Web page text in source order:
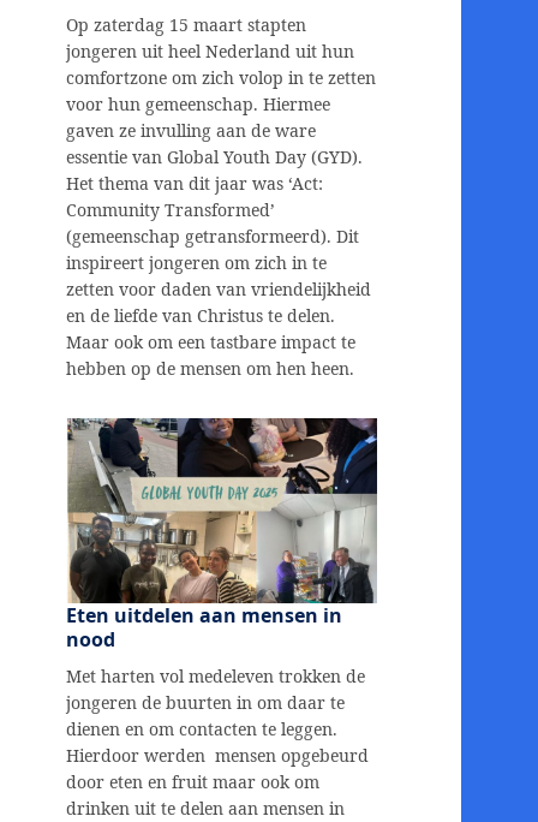
Op zaterdag 15 maart stapten
jongeren uit heel Nederland uit hun
comfortzone om zich volop in te zetten
voor hun gemeenschap. Hiermee
gaven ze invulling aan de ware
essentie van Global Youth Day (GYD).
Het thema van dit jaar was ‘Act:
Community Transformed’
(gemeenschap getransformeerd). Dit
inspireert jongeren om zich in te
zetten voor daden van vriendelijkheid
en de liefde van Christus te delen.
Maar ook om een tastbare impact te
hebben op de mensen om hen heen.
Eten uitdelen aan mensen in
nood
Met harten vol medeleven trokken de
jongeren de buurten in om daar te
dienen en om contacten te leggen.
Hierdoor werden mensen opgebeurd
door eten en fruit maar ook om
drinken uit te delen aan mensen in